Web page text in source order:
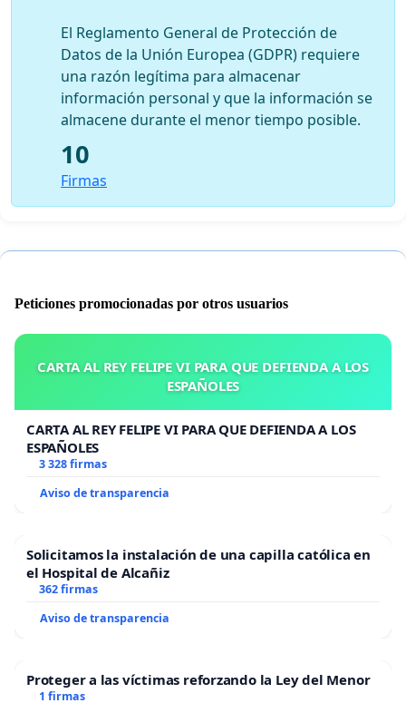
El Reglamento General de Protección de
Datos de la Unión Europea (GDPR) requiere
una razón legítima para almacenar
información personal y que la información se
almacene durante el menor tiempo posible.
10
Firmas
Peticiones promocionadas por otros usuarios
CARTA AL REY FELIPE VI PARA QUE DEFIENDA A LOS
ESPAÑOLES
CARTA AL REY FELIPE VI PARA QUE DEFIENDA A LOS
ESPAÑOLES
3 328 firmas
Aviso de transparencia
Solicitamos la instalación de una capilla católica en
el Hospital de Alcañiz
362 firmas
Aviso de transparencia
Proteger a las víctimas reforzando la Ley del Menor
1 firmas